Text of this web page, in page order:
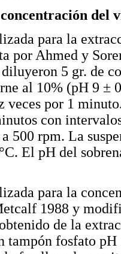
del
para la
por Ahmed y
5 gr. de
al 10% (pH 9 ±
veces por 1
con
500 rpm. La
El pH del
para la
1988 y
de la
tampón fosfato